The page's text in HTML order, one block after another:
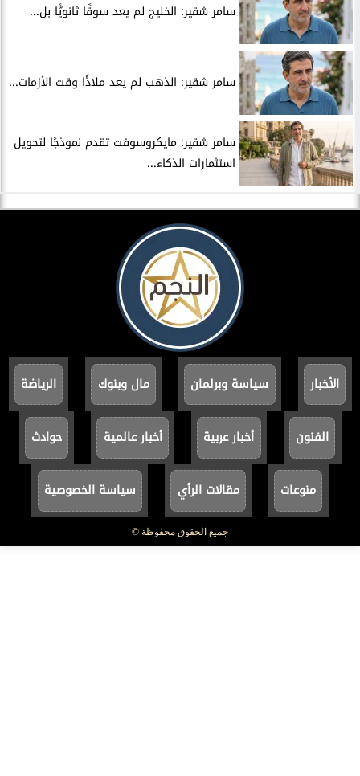
سامر شقير: الخليج لم يعد سوقًا ثانويًّا بل...
سامر شقير: الذهب لم يعد ملاذًا وقت الأزمات...
سامر شقير: مايكروسوفت تقدم نموذجًا لتحويل
استثمارات الذكاء...
الأخبار سياسة وبرلمان مال وبنوك الرياضة
الفنون أخبار عربية أخبار عالمية حوادث
منوعات مقالات الرأي سياسة الخصوصية
جميع الحقوق محفوظة ©